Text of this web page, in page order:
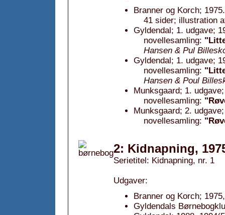
Branner og Korch; 1975.
41 sider; illustration
Gyldendal; 1. udgave;
novellesamling:
Hansen & Pul
Gyldendal; 1. udgave;
novellesamling:
Hansen & Poul
Munksgaard; 1.
novellesamling:
Munksgaard; 2.
novellesamling:
2: Kidnapning,
Serietitel: Kidnapning, nr. 1
Udgaver:
Branner og Korch;
Gyldendals